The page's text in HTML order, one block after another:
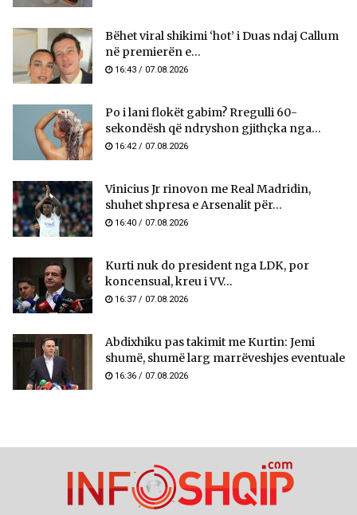
Bëhet viral shikimi ‘hot’ i Duas ndaj Callum
në premierën e...
16:43 / 07.08.2026
Po i lani flokët gabim? Rregulli 60-
sekondësh që ndryshon gjithçka nga...
16:42 / 07.08.2026
Vinicius Jr rinovon me Real Madridin,
shuhet shpresa e Arsenalit për...
16:40 / 07.08.2026
Kurti nuk do president nga LDK, por
koncensual, kreu i VV...
16:37 / 07.08.2026
Abdixhiku pas takimit me Kurtin: Jemi
shumë, shumë larg marrëveshjes eventuale
16:36 / 07.08.2026